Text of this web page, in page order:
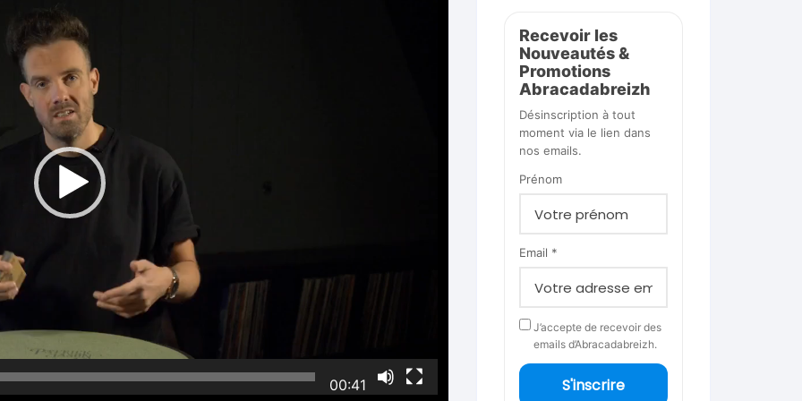
00:41
Recevoir les
Nouveautés &
Promotions
Abracadabreizh
Désinscription à tout
moment via le lien dans
nos emails.
Prénom
Email *
J’accepte de recevoir des
emails d’Abracadabreizh.
S'inscrire